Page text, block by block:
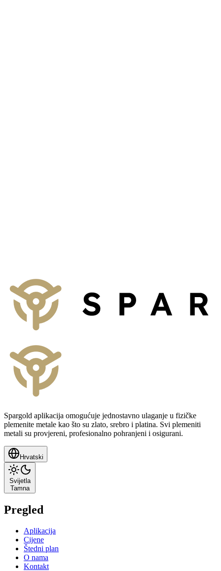
Spargold aplikacija omogućuje jednostavno ulaganje u fizičke
plemenite metale kao što su zlato, srebro i platina. Svi plemeniti
metali su provjereni, profesionalno pohranjeni i osigurani.
Hrvatski
Svijetla
Tamna
Pregled
Aplikacija
Cijene
Štedni plan
O nama
Kontakt